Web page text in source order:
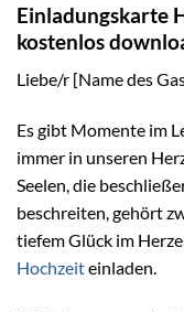
Einladungskarte
kostenlos
Liebe/r [Name des
Es gibt Momente im
immer in unseren
Seelen, die
beschreiten, gehört
tiefem Glück im
Hochzeiteinladen.